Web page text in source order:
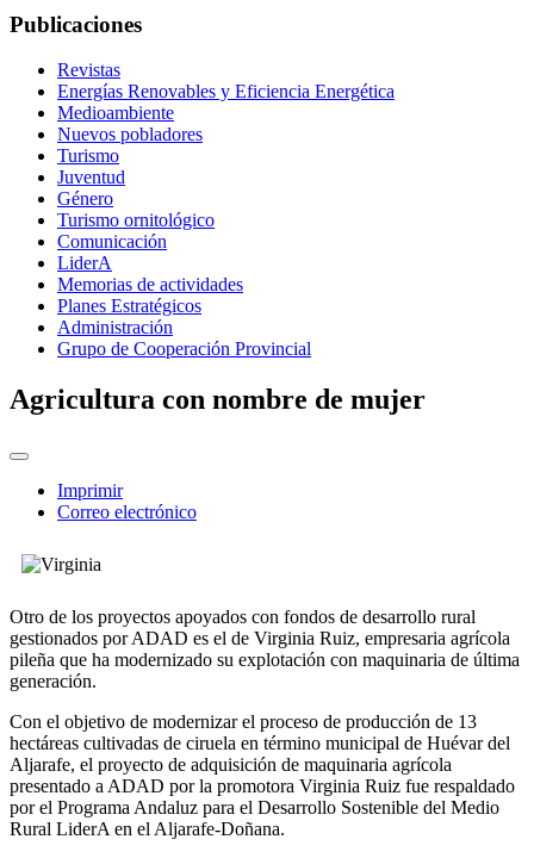
Publicaciones
Revistas
Energías Renovables y Eficiencia Energética
Medioambiente
Nuevos pobladores
Turismo
Juventud
Género
Turismo ornitológico
Comunicación
LiderA
Memorias de actividades
Planes Estratégicos
Administración
Grupo de Cooperación Provincial
Agricultura con nombre de mujer
Imprimir
Correo electrónico
Otro de los proyectos apoyados con fondos de desarrollo rural
gestionados por ADAD es el de Virginia Ruiz, empresaria agrícola
pileña que ha modernizado su explotación con maquinaria de última
generación.
Con el objetivo de modernizar el proceso de producción de 13
hectáreas cultivadas de ciruela en término municipal de Huévar del
Aljarafe, el proyecto de adquisición de maquinaria agrícola
presentado a ADAD por la promotora Virginia Ruiz fue respaldado
por el Programa Andaluz para el Desarrollo Sostenible del Medio
Rural LiderA en el Aljarafe-Doñana.